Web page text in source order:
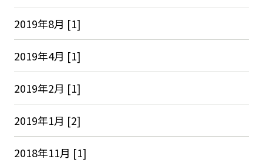
2019年8月 [1]
2019年4月 [1]
2019年2月 [1]
2019年1月 [2]
2018年11月 [1]